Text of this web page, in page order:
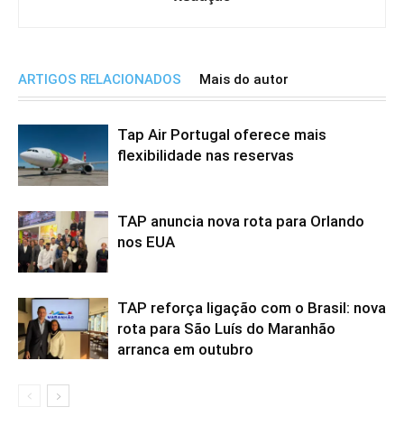
ARTIGOS RELACIONADOS Mais do autor
Tap Air Portugal oferece mais
flexibilidade nas reservas
TAP anuncia nova rota para Orlando
nos EUA
TAP reforça ligação com o Brasil: nova
rota para São Luís do Maranhão
arranca em outubro